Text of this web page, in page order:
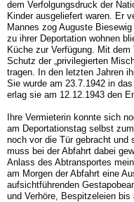
dem Verfolgungsdruck der
Kinder ausgeliefert waren. Er
Mannes zog Auguste
zu ihrer Deportation wohnen
Küche zur Verfügung. Mit
Schutz der „privilegierten
tragen. In den letzten Jahren
Sie wurde am 23.7.1942 in
erlag sie am 12.12.1943 den
Ihre Vermieterin konnte sich
am Deportationstag selbst
noch vor die Tür gebracht und
muss bei der Abfahrt dabei
Anlass des Abtransportes
am Morgen der Abfahrt eine
aufsichtführenden
und Verhöre, Bespitzeleien bis